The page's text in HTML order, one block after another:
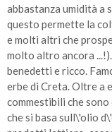
abbastanza umidità a
questo permette la
e molti altri che
molto altro ancora
benedetti e ricco.
erbe di Creta. Oltre a
commestibili che
che si basa sull\'olio